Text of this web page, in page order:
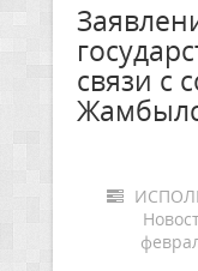
связи с